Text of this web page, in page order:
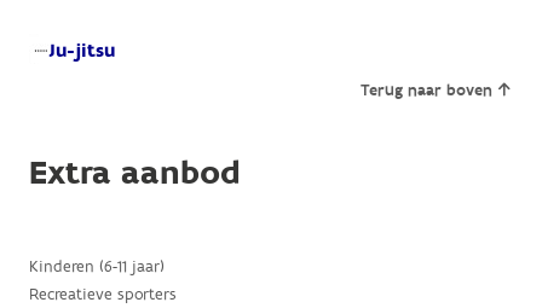
Ju-jitsu
Terug naar boven
Extra aanbod
Kinderen (6-11 jaar)
Recreatieve sporters